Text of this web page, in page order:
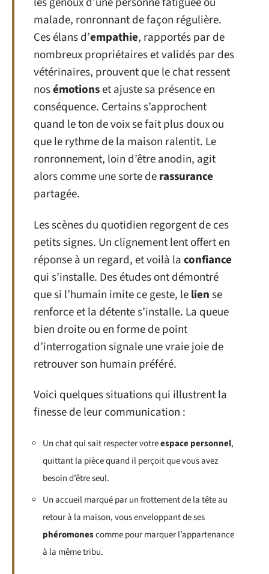
malade, ronronnant de façon régulière.
Ces élans d’empathie, rapportés par de
nombreux propriétaires et validés par des
vétérinaires, prouvent que le chat ressent
nosémotionset ajuste sa présence en
conséquence. Certains s’approchent
quand le ton de voix se fait plus doux ou
que le rythme de la maison ralentit. Le
ronronnement, loin d’être anodin, agit
alors comme une sorte derassurance
partagée.
Les scènes du quotidien regorgent de ces
petits signes. Un clignement lent offert en
réponse à un regard, et voilà laconfiance
qui s’installe. Des études ont démontré
que si l’humain imite ce geste, leliense
renforce et la détente s’installe. La queue
bien droite ou en forme de point
d’interrogation signale une vraie joie de
retrouver son humain préféré.
Voici quelques situations qui illustrent la
finesse de leur communication :
Un chat qui sait respecter votreespace personnel,
quittant la pièce quand il perçoit que vous avez
besoin d’être seul.
Un accueil marqué par un frottement de la tête au
retour à la maison, vous enveloppant de ses
phéromonescomme pour marquer l’appartenance
à la même tribu.